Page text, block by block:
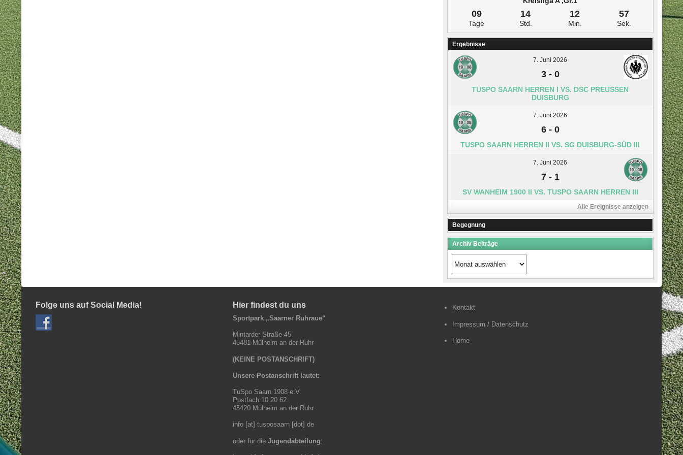
09
Tage
14
Std.
12
Min.
57
Sek.
Ergebnisse
7. Juni 2026
3- 0
TUSPO SAARN HERREN I VS. DSC PREUSSEN D
UISBURG
7. Juni 2026
6- 0
TUSPO SAARN HERREN II VS. SG DUISBURG-SÜD III
7. Juni 2026
7- 1
SV WANHEIM 1900 II VS. TUSPO SAARN HERREN III
Alle Ereignisse anzeigen
Begegnung
Archiv Beiträge
Archiv
Beiträge
Folge uns auf Social Media! Hier findest du uns
Sportpark „Saarner Ruhraue“
Mintarder Straße 45
45481 Mülheim an der Ruhr
(KEINE POSTANSCHRIFT)
Unsere Postanschrift lautet:
TuSpo Saarn 1908 e.V.
Postfach 10 20 62
45420 Mülheim an der Ruhr
info [at] tusposaarn [dot] de
oder für die Jugendabteilung:
Kontakt
Impressum / Datenschutz
Home